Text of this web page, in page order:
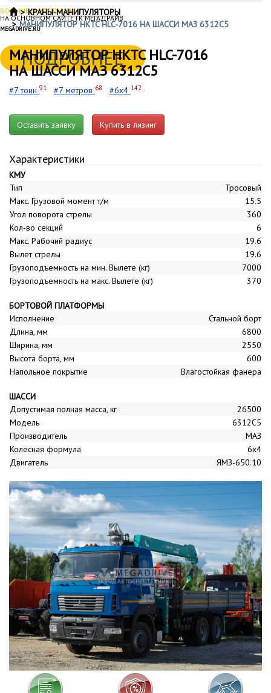
БОЛЬШЕ ИНФОРМАЦИИ
НА ОСНОВНОМ САЙТЕ ГК МЕГАДРАЙВ
MEGADRIVE.RU
ПОДРОБНЕЕ
КРАНЫ-МАНИПУЛЯТОРЫ
МАНИПУЛЯТОР HKTC HLC-7016 НА ШАССИ МАЗ 6312С5
МАНИПУЛЯТОР HKTC HLC-7016
НА ШАССИ МАЗ 6312С5
#7 тонн 91 #7 метров 68 #6x4 142
Оставить заявку Купить в лизинг
Характеристики
КМУ
Тип
Тросовый
Макс. Грузовой момент т/м
15.5
Угол поворота стрелы
360
Кол-во секций
6
Макс. Рабочий радиус
19.6
Вылет стрелы
19.6
Грузоподъемность на мин. Вылете (кг)
7000
Грузоподъемность на макс. Вылете (кг)
370
БОРТОВОЙ ПЛАТФОРМЫ
Исполнение
Стальной борт
Длина, мм
6800
Ширина, мм
2550
Высота борта, мм
600
Напольное покрытие
Влагостойкая фанера
ШАССИ
Допустимая полная масса, кг
26500
Модель
6312С5
Производитель
МАЗ
Колесная формула
6x4
Двигатель
ЯМЗ-650.10